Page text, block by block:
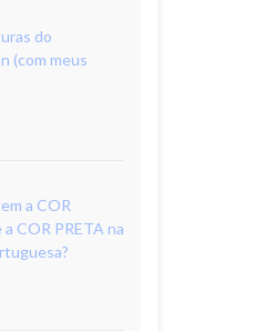
do
(com meus
a COR
a COR PRETA na